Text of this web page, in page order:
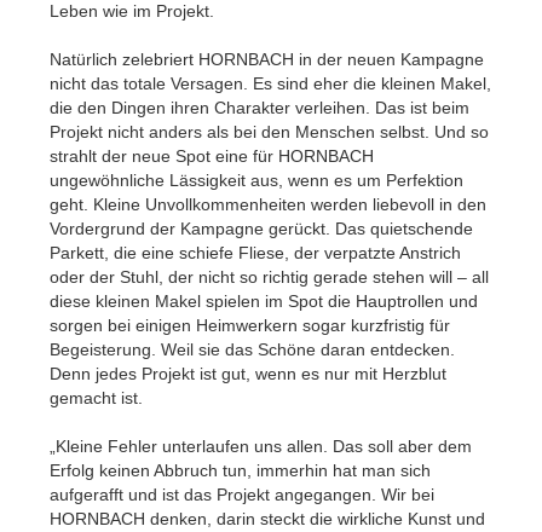
Leben wie im Projekt.
Natürlich zelebriert HORNBACH in der neuen Kampagne
nicht das totale Versagen. Es sind eher die kleinen Makel,
die den Dingen ihren Charakter verleihen. Das ist beim
Projekt nicht anders als bei den Menschen selbst. Und so
strahlt der neue Spot eine für HORNBACH
ungewöhnliche Lässigkeit aus, wenn es um Perfektion
geht. Kleine Unvollkommenheiten werden liebevoll in den
Vordergrund der Kampagne gerückt. Das quietschende
Parkett, die eine schiefe Fliese, der verpatzte Anstrich
oder der Stuhl, der nicht so richtig gerade stehen will – all
diese kleinen Makel spielen im Spot die Hauptrollen und
sorgen bei einigen Heimwerkern sogar kurzfristig für
Begeisterung. Weil sie das Schöne daran entdecken.
Denn jedes Projekt ist gut, wenn es nur mit Herzblut
gemacht ist.
„Kleine Fehler unterlaufen uns allen. Das soll aber dem
Erfolg keinen Abbruch tun, immerhin hat man sich
aufgerafft und ist das Projekt angegangen. Wir bei
HORNBACH denken, darin steckt die wirkliche Kunst und